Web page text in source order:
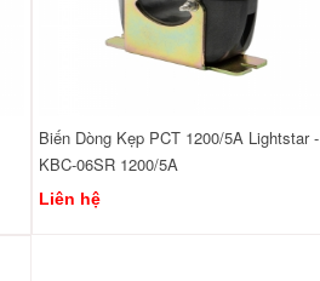
Biến Dòng Kẹp PCT 1200/5A Lightstar -
KBC-06SR 1200/5A
Liên hệ